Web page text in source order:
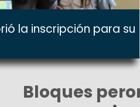
la inscripción para su
Bloques